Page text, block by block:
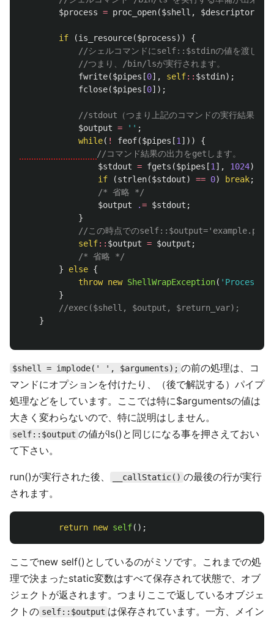
$process = proc_open($shell ,
if (is_resource($process))
{
//シェルコマンドにself::$stdinの値を渡してコ
//つまり、/bin/lsが実行されます。
fwrite($pipes [0], self:: $stdin);
fclose($pipes [0]);
//stdout（つまり上記のコマンドの実行結果）
$output = '' ;
while( ! feof($pipes [1 ]))
{
//コマンド結果の出力をgetします。
$stdout = fgets ($pipes [1 ], 1024);
if
(strlen($stdout) == 0) break;
/* 省略 */
$output
.= $stdout ;
}
//この時点での
self:: $output = $output ;
/* 省略 */
}
else {
throw new ShellWrapException( 'Process
}
//exec($shell, $output, $return_var);
}
$shell = implode(' ', $arguments); の前の処理は、コ
マンドにオプションを付けたり、（後で解説する）パイプ
処理などをしています。ここでは特に$argumentsの値は
大きく変わらないので、特に説明はしません。
self::$output の値がls()と同じになる事を押さえておい
て下さい。
run()が実行された後、 __callStatic() の最後の行が実行
されます。
return new self();
ここでnew self()としているのがミソです。これまでの処
理で決まったstatic変数はすべて保存されて状態で、オブ
ジェクトが返されます。つまりここで返しているオブジェ
クトの self::$output は保存されています。一方、メイン